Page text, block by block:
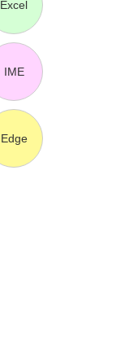
Excel
IME
Edge